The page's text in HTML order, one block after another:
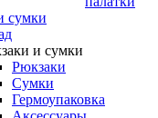
сумки
и сумки
Рюкзаки
Сумки
Гермоупаковка